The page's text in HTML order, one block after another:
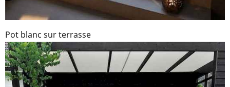
Pot blanc sur terrasse